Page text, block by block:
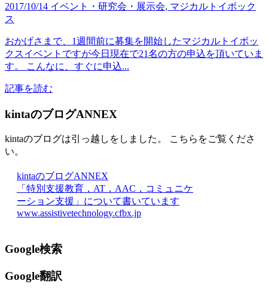
2017/10/14 イベント・研究会・展示会, マジカルトイボック
ス
おかげさまで、1週間前に募集を開始したマジカルトイボッ
クスイベントですが今日現在で21名の方の申込を頂いていま
す。 こんなに、すぐに申込...
記事を読む
kintaのブログANNEX
kintaのブログは引っ越しをしました。 こちらをご覧くださ
い。
kintaのブログANNEX
「特別支援教育，AT，AAC，コミュニケ
ーション支援」について書いています
www.assistivetechnology.cfbx.jp
Google検索
Google翻訳